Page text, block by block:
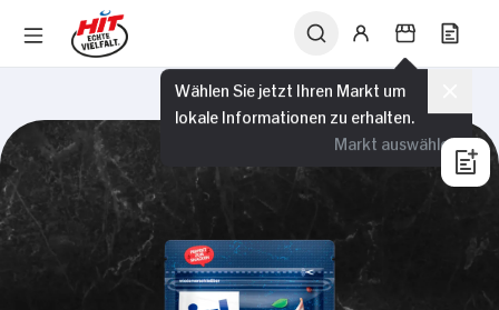
Wählen Sie jetzt Ihren Markt um
lokale Informationen zu erhalten.
Markt auswählen